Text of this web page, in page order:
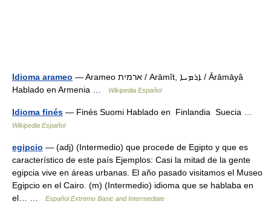
Idioma arameo — Arameo ארמית / Arāmît, ܐܪܡܝܐ / Ārāmāyâ
Hablado en Armenia …
Wikipedia Español
Idioma finés — Finés Suomi Hablado en Finlandia Suecia …
Wikipedia Español
egipcio — (adj) (Intermedio) que procede de Egipto y que es
característico de este país Ejemplos: Casi la mitad de la gente
egipcia vive en áreas urbanas. El año pasado visitamos el Museo
Egipcio en el Cairo. (m) (Intermedio) idioma que se hablaba en
el… …
Español Extremo Basic and Intermediate